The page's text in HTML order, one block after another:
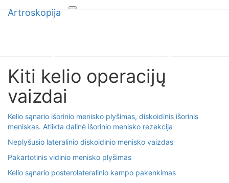
Toggle
Artroskopija
Artroskopija
Kiti
kelio
operacijų
vaizdai
Kiti kelio operacijų
vaizdai
Kelio sąnario išorinio menisko plyšimas, diskoidinis išorinis
meniskas. Atlikta dalinė išorinio menisko rezekcija
Neplyšusio lateralinio diskoidinio menisko vaizdas
Pakartotinis vidinio menisko plyšimas
Kelio sąnario posterolateralinio kampo pakenkimas